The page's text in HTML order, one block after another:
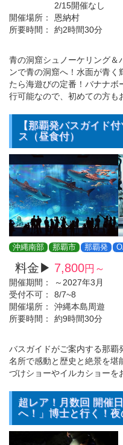
2/15開催なし
開催場所：
恩納村
所要時間：
約2時間30分
青の洞窟シュノーケリング＆
ンで青の洞窟へ！水面が青
たら海遊びの定番！バナナ
行可能なので、初めての方も
【那覇発バスガイド
ス（昼食付）
沖縄南部 那覇市 那覇発
料金▶ 7,800円～
開催期間：
～2027年3月
受付不可：
8/7~8
開催場所：
沖縄本島周遊
所要時間：
約9時間30分
バスガイドがご案内する那覇
名所で感動と歴史と絶景を堪
づけショーやイルカショーを
超レア！月数回 開催
へ！」博士と行く！